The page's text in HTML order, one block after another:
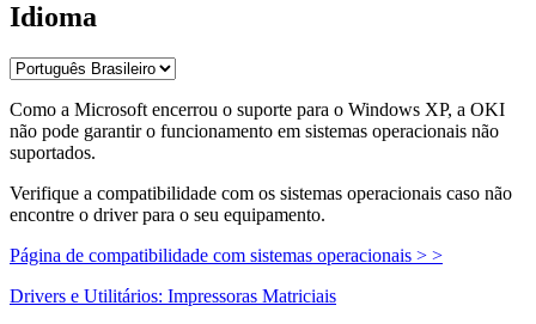
Idioma
Como a Microsoft encerrou o suporte para o Windows XP, a OKI
não pode garantir o funcionamento em sistemas operacionais não
suportados.
Verifique a compatibilidade com os sistemas operacionais caso não
encontre o driver para o seu equipamento.
Página de compatibilidade com sistemas operacionais > >
Drivers e Utilitários: Impressoras Matriciais